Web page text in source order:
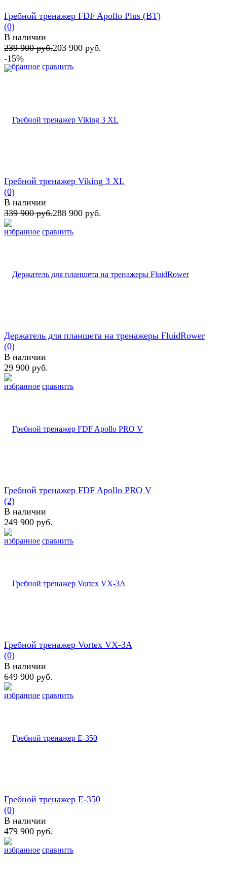
избранное сравнить
Гребной тренажер FDF Apollo Plus (BT)
(0)
В наличии
239 900 руб.203 900 руб.
-15%
избранное сравнить
Гребной тренажер Viking 3 XL
(0)
В наличии
339 900 руб.288 900 руб.
избранное сравнить
Держатель для планшета на тренажеры FluidRower
(0)
В наличии
29 900 руб.
избранное сравнить
Гребной тренажер FDF Apollo PRO V
(2)
В наличии
249 900 руб.
избранное сравнить
Гребной тренажер Vortex VX-3A
(0)
В наличии
649 900 руб.
избранное сравнить
Гребной тренажер E-350
(0)
В наличии
479 900 руб.